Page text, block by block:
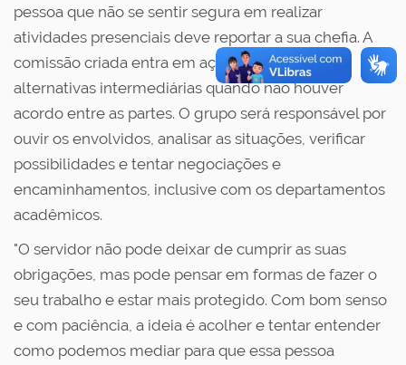
pessoa que não se sentir segura em realizar
atividades presenciais deve reportar a sua chefia. A
comissão criada entra em ação para propor
alternativas intermediárias quando não houver
acordo entre as partes. O grupo será responsável por
ouvir os envolvidos, analisar as situações, verificar
possibilidades e tentar negociações e
encaminhamentos, inclusive com os departamentos
acadêmicos.
"O servidor não pode deixar de cumprir as suas
obrigações, mas pode pensar em formas de fazer o
seu trabalho e estar mais protegido. Com bom senso
e com paciência, a ideia é acolher e tentar entender
como podemos mediar para que essa pessoa